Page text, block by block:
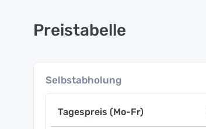
Preistabelle
Selbstabholung
Tagespreis (Mo-Fr)